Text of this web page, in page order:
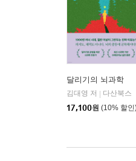
달리기의 뇌과학
김대영 저
다산북스
17,100원 (10% 할인